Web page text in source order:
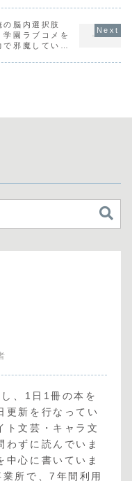
の脳内選択肢
学園ラブコメを
で邪魔している
、1日1冊の本を
更新を行なってい
ト文芸・キャラ文
わずに読んでいま
中心に書いていま
所で、7年間利用